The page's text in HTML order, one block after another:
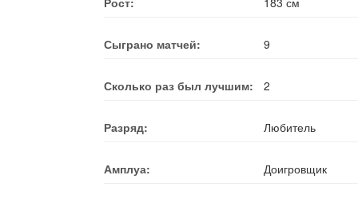
Сыграно матчей: 9
Сколько раз был лучшим: 2
Разряд: Любитель
Амплуа: Доигровщик